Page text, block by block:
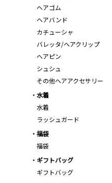
ヘアゴム
ヘアバンド
カチューシャ
バレッタ/ヘアクリップ
ヘアピン
シュシュ
その他ヘアアクセサリー
水着
水着
ラッシュガード
福袋
福袋
ギフトバッグ
ギフトバッグ